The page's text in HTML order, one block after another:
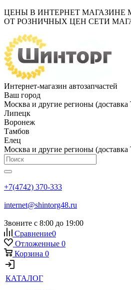
ЦЕНЫ В ИНТЕРНЕТ МАГАЗИНЕ
ОТ РОЗНИЧНЫХ ЦЕН СЕТИ
Интернет-магазин автозапчастей
Ваш город
Москва и другие регионы
Липецк
Воронеж
Тамбов
Елец
Москва и другие регионы
+7(4742) 370-333
internet@shintorg48.ru
Звоните с 8:00 до 19:00
Сравнение0
Отложенные 0
Корзина 0
КАТАЛОГ